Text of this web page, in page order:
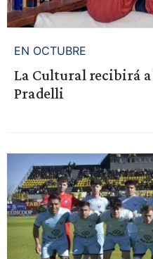
EN OCTUBRE
La Cultural recibirá
Pradelli